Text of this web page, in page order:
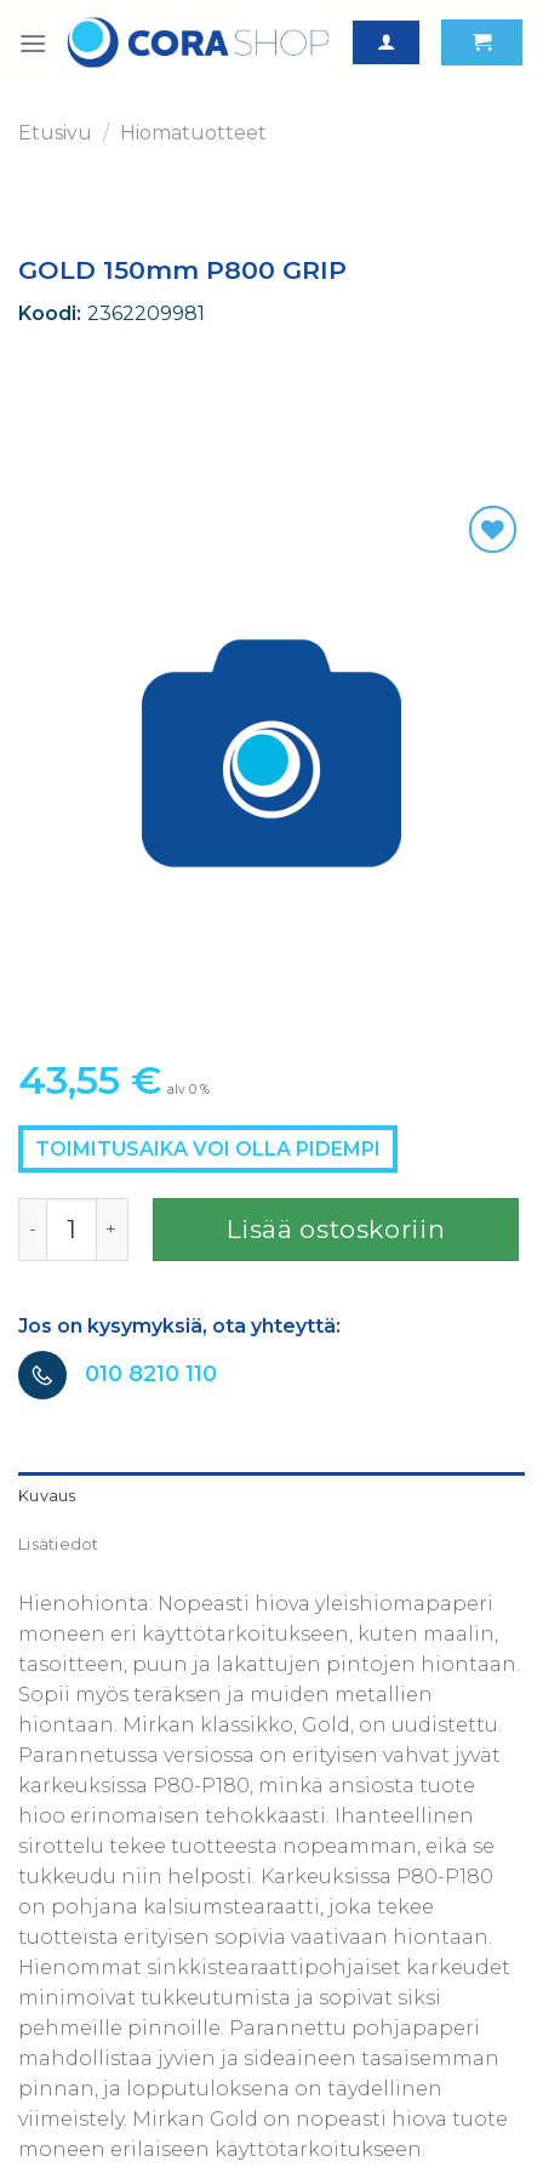
Etusivu / Hiomatuotteet
GOLD 150mm P800 GRIP
Koodi: 2362209981
43,55 € alv 0 %
TOIMITUSAIKA VOI OLLA PIDEMPI
Lisää ostoskoriin
Jos on kysymyksiä, ota yhteyttä:
010 8210 110
Kuvaus
Lisätiedot
Hienohionta: Nopeasti hiova yleishiomapaperi
moneen eri käyttötarkoitukseen, kuten maalin,
tasoitteen, puun ja lakattujen pintojen hiontaan.
Sopii myös teräksen ja muiden metallien
hiontaan. Mirkan klassikko, Gold, on uudistettu.
Parannetussa versiossa on erityisen vahvat jyvät
karkeuksissa P80-P180, minkä ansiosta tuote
hioo erinomaisen tehokkaasti. Ihanteellinen
sirottelu tekee tuotteesta nopeamman, eikä se
tukkeudu niin helposti. Karkeuksissa P80-P180
on pohjana kalsiumstearaatti, joka tekee
tuotteista erityisen sopivia vaativaan hiontaan.
Hienommat sinkkistearaattipohjaiset karkeudet
minimoivat tukkeutumista ja sopivat siksi
pehmeille pinnoille. Parannettu pohjapaperi
mahdollistaa jyvien ja sideaineen tasaisemman
pinnan, ja lopputuloksena on täydellinen
viimeistely. Mirkan Gold on nopeasti hiova tuote
moneen erilaiseen käyttötarkoitukseen.